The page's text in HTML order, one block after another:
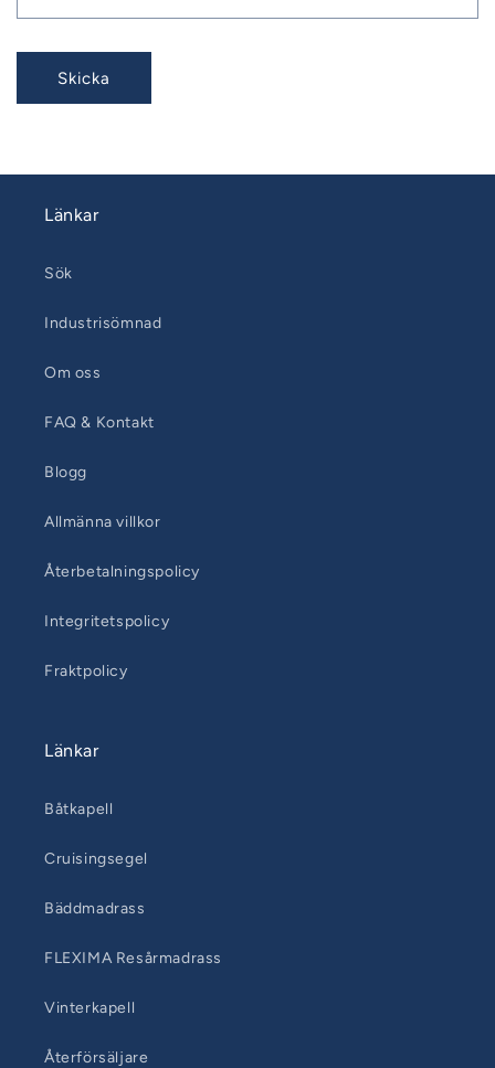
Skicka
Länkar
Sök
Industrisömnad
Om oss
FAQ & Kontakt
Blogg
Allmänna villkor
Återbetalningspolicy
Integritetspolicy
Fraktpolicy
Länkar
Båtkapell
Cruisingsegel
Bäddmadrass
FLEXIMA Resårmadrass
Vinterkapell
Återförsäljare